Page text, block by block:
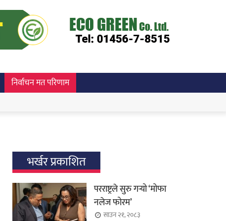
निर्वाचन मत परिणाम
भर्खर प्रकाशित
परराष्ट्रले सुरु गर्‍यो ‘मोफा
नलेज फोरम’
साउन २१, २०८३